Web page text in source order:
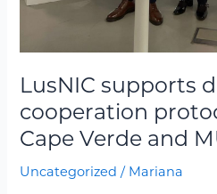
LusNIC supports
cooperation
Cape Verde and
Uncategorized / Mariana